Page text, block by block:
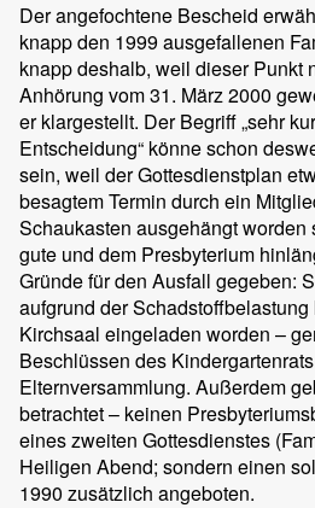
Der angefochtene Bescheid
knapp den 1999 ausgefallenen
knapp deshalb, weil dieser Punkt
Anhörung vom 31. März 2000
er klargestellt. Der Begriff „sehr
Entscheidung“ könne schon
sein, weil der Gottesdienstplan
besagtem Termin durch ein
Schaukasten ausgehängt
gute und dem Presbyterium
Gründe für den Ausfall gegeben:
aufgrund der
Kirchsaal eingeladen worden –
Beschlüssen des
Elternversammlung. Außerdem
betrachtet – keinen
eines zweiten Gottesdienstes
Heiligen Abend; sondern einen
1990 zusätzlich angeboten.